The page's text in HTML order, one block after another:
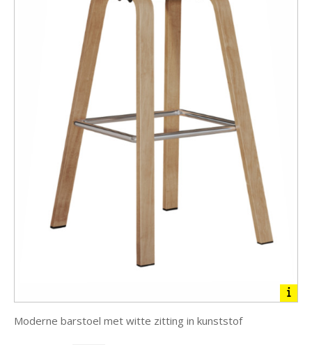
Moderne barstoel met witte zitting in kunststof